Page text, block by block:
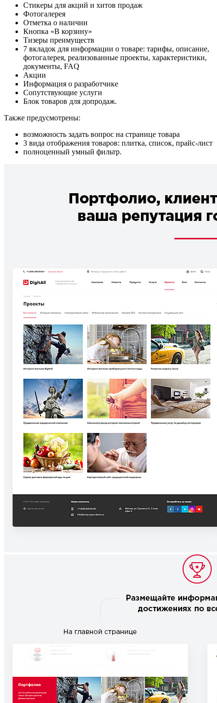
Стикеры для акций и хитов продаж
Фотогалерея
Отметка о наличии
Кнопка «В корзину»
Тизеры преимуществ
7 вкладок для информации о товаре: тарифы, описание,
фотогалерея, реализованные проекты, характеристики,
документы, FAQ
Акции
Информация о разработчике
Сопутствующие услуги
Блок товаров для допродаж.
Также предусмотрены:
возможность задать вопрос на странице товара
3 вида отображения товаров: плитка, список, прайс-лист
полноценный умный фильтр.